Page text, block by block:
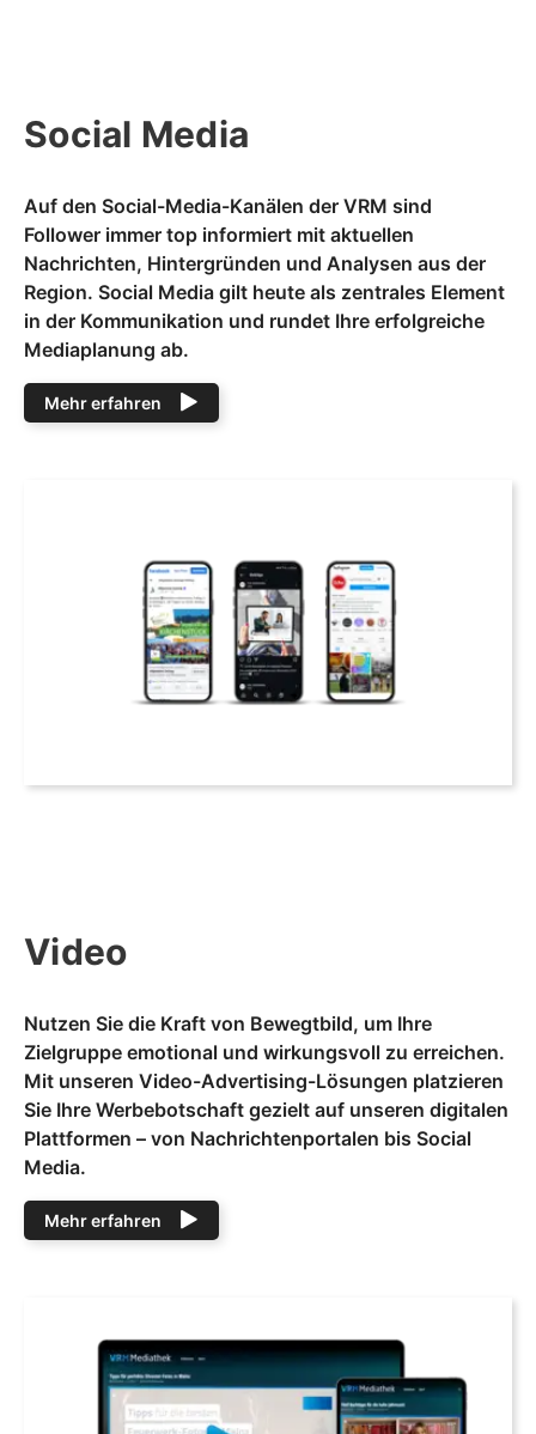
Social Media
Auf den Social-Media-Kanälen der VRM sind
Follower immer top informiert mit aktuellen
Nachrichten, Hintergründen und Analysen aus der
Region. Social Media gilt heute als zentrales Element
in der Kommunikation und rundet Ihre erfolgreiche
Mediaplanung ab.
Mehr erfahren
Video
Nutzen Sie die Kraft von Bewegtbild, um Ihre
Zielgruppe emotional und wirkungsvoll zu erreichen.
Mit unseren Video-Advertising-Lösungen platzieren
Sie Ihre Werbebotschaft gezielt auf unseren digitalen
Plattformen – von Nachrichtenportalen bis Social
Media.
Mehr erfahren